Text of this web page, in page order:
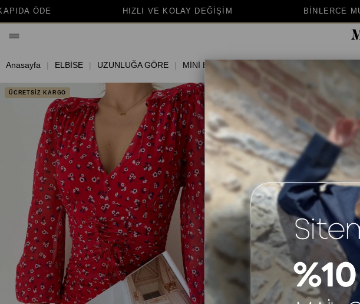
VE KOLAY DEĞİŞİM BİNLERCE MUTLU MÜŞTERİ
Anasayfa ELBİSE UZUNLUĞA GÖRE MİNİ ELBİSE
ÜCRETSİZ KARGO